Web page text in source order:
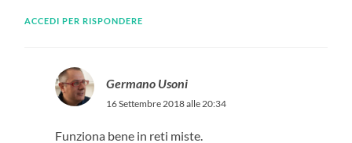
ACCEDI PER RISPONDERE
Germano Usoni
16 Settembre 2018 alle 20:34
Funziona bene in reti miste.